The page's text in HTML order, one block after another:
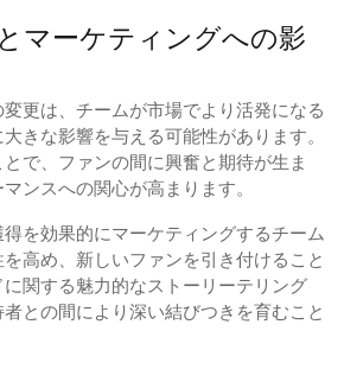
マーケティングへの影
更は、チームが市場でより活発になる
きな影響を与える可能性があります。
で、ファンの間に興奮と期待が生ま
ンスへの関心が高まります。
を効果的にマーケティングするチーム
高め、新しいファンを引き付けること
関する魅力的なストーリーテリング
との間により深い結びつきを育むこと